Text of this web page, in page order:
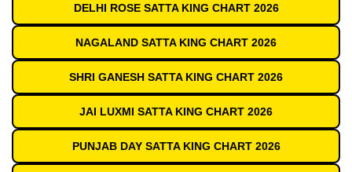
DELHI ROSE SATTA KING CHART 2026
NAGALAND SATTA KING CHART 2026
SHRI GANESH SATTA KING CHART 2026
JAI LUXMI SATTA KING CHART 2026
PUNJAB DAY SATTA KING CHART 2026